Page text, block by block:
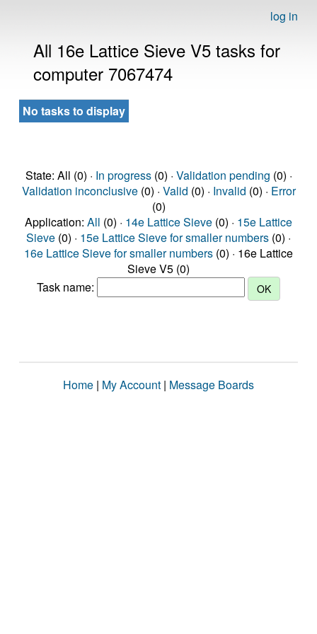
log in
All 16e Lattice Sieve V5 tasks for
computer 7067474
No tasks to display
State: All (0) · In progress(0) · Validation pending (0) ·
Validation inconclusive(0) · Valid (0) · Invalid (0) · Error
(0)
Application: All (0) · 14e Lattice Sieve (0) · 15e Lattice
Sieve (0) · 15e Lattice Sieve for smaller numbers (0) ·
16e Lattice Sieve for smaller numbers (0) · 16e Lattice
Sieve V5 (0)
Task name:
Home | My Account | Message Boards